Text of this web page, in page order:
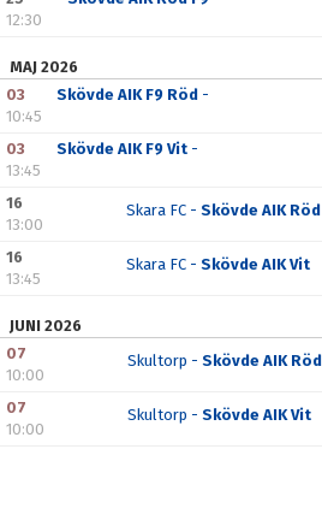
12:30
MAJ 2026
03
10:45
Skövde AIK F9 Röd -
03
13:45
Skövde AIK F9 Vit -
16
13:00
Skara FC - Skövde AIK Röd
16
13:45
Skara FC - Skövde AIK Vit
JUNI 2026
07
10:00
Skultorp - Skövde AIK Röd
07
10:00
Skultorp - Skövde AIK Vit